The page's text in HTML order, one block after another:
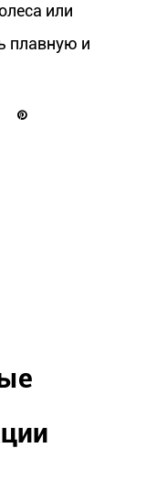
или
плавную и